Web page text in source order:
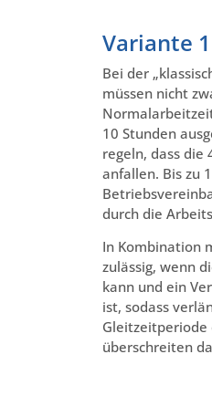
Variante
Bei der
müssen nicht
10 Stunden
regeln, dass die
anfallen. Bis zu
durch die
In Kombination
zulässig, wenn
kann und ein
ist, sodass
Gleitzeitperiode
überschreiten